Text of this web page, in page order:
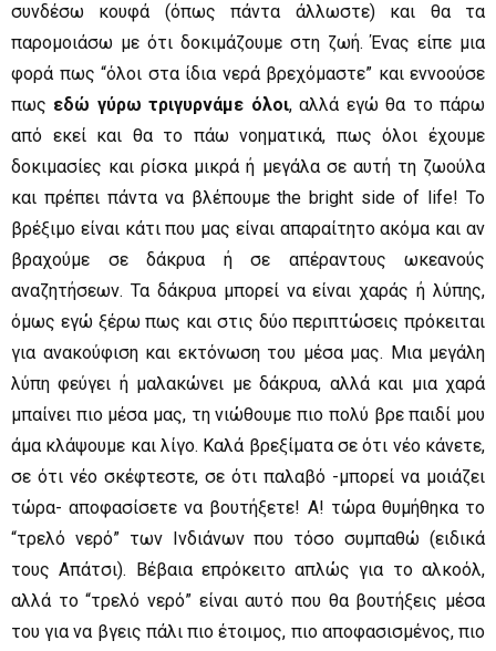
συνδέσω κουφά (όπως πάντα άλλωστε) και θα τα
παρομοιάσω με ότι δοκιμάζουμε στη ζωή. Ένας είπε μια
φορά πως “όλοι στα ίδια νερά βρεχόμαστε” και εννοούσε
πως εδώ γύρω τριγυρνάμε όλοι, αλλά εγώ θα το πάρω
από εκεί και θα το πάω νοηματικά, πως όλοι έχουμε
δοκιμασίες και ρίσκα μικρά ή μεγάλα σε αυτή τη ζωούλα
και πρέπει πάντα να βλέπουμε the bright side of life! To
βρέξιμο είναι κάτι που μας είναι απαραίτητο ακόμα και αν
βραχούμε σε δάκρυα ή σε απέραντους ωκεανούς
αναζητήσεων. Τα δάκρυα μπορεί να είναι χαράς ή λύπης,
όμως εγώ ξέρω πως και στις δύο περιπτώσεις πρόκειται
για ανακούφιση και εκτόνωση του μέσα μας. Μια μεγάλη
λύπη φεύγει ή μαλακώνει με δάκρυα, αλλά και μια χαρά
μπαίνει πιο μέσα μας, τη νιώθουμε πιο πολύ βρε παιδί μου
άμα κλάψουμε και λίγο. Καλά βρεξίματα σε ότι νέο κάνετε,
σε ότι νέο σκέφτεστε, σε ότι παλαβό -μπορεί να μοιάζει
τώρα- αποφασίσετε να βουτήξετε! Α! τώρα θυμήθηκα το
“τρελό νερό” των Ινδιάνων που τόσο συμπαθώ (ειδικά
τους Απάτσι). Βέβαια επρόκειτο απλώς για το αλκοόλ,
αλλά το “τρελό νερό” είναι αυτό που θα βουτήξεις μέσα
του για να βγεις πάλι πιο έτοιμος, πιο αποφασισμένος, πιο